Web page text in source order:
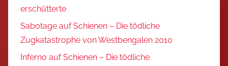
erschütterte
Sabotage auf Schienen – Die tödliche
Zugkatastrophe von Westbengalen 2010
Inferno auf Schienen – Die tödliche